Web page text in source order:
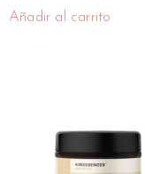
Añadir al carrito